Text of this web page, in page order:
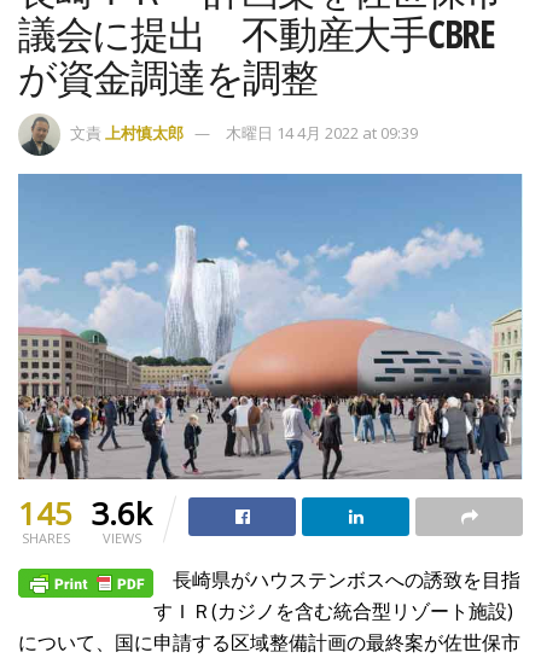
議会に提出 不動産大手CBRE
が資金調達を調整
文責 上村慎太郎 木曜日 14 4月 2022 at 09:39
145
SHARES
3.6k
VIEWS
長崎県がハウステンボスへの誘致を目指
すＩＲ(カジノを含む統合型リゾート施設)
について、国に申請する区域整備計画の最終案が佐世保市